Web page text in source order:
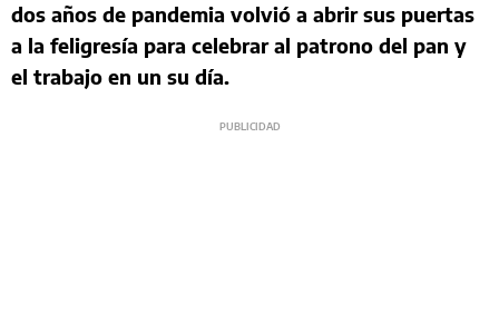
dos años de pandemia volvió a abrir sus puertas
a la feligresía para celebrar al patrono del pan y
el trabajo en un su día.